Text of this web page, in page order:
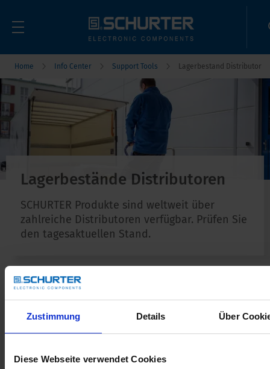
Zustimmung Details Über
Diese Webseite verwendet Cookies
Home Info Center Support Tools Lagerbestand Distributor
Lagerbestände Distributoren
SCHURTER Produkte sind weltweit über
zahlreiche Distributoren verfügbar. Prüfen Sie
den tagesaktuellen Stand.